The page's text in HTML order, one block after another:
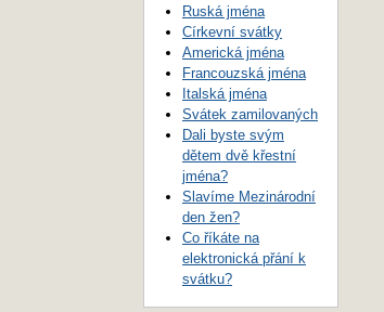
Ruská jména
Církevní svátky
Americká jména
Francouzská jména
Italská jména
Svátek zamilovaných
Dali byste svým
dětem dvě křestní
jména?
Slavíme Mezinárodní
den žen?
Co říkáte na
elektronická přání k
svátku?